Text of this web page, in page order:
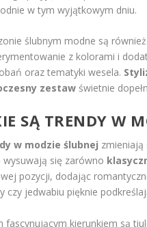
w tym wyjątkowym dniu.
ślubnym modne są
z kolorami i
oraz tematyki wesela.
zestaw świetnie
SĄ TRENDY W
w modzie ślubnej zmieniają
wysuwają się zarówno
pozycji, dodając
czy jedwabiu pięknie
fascynującym kierunkiem są